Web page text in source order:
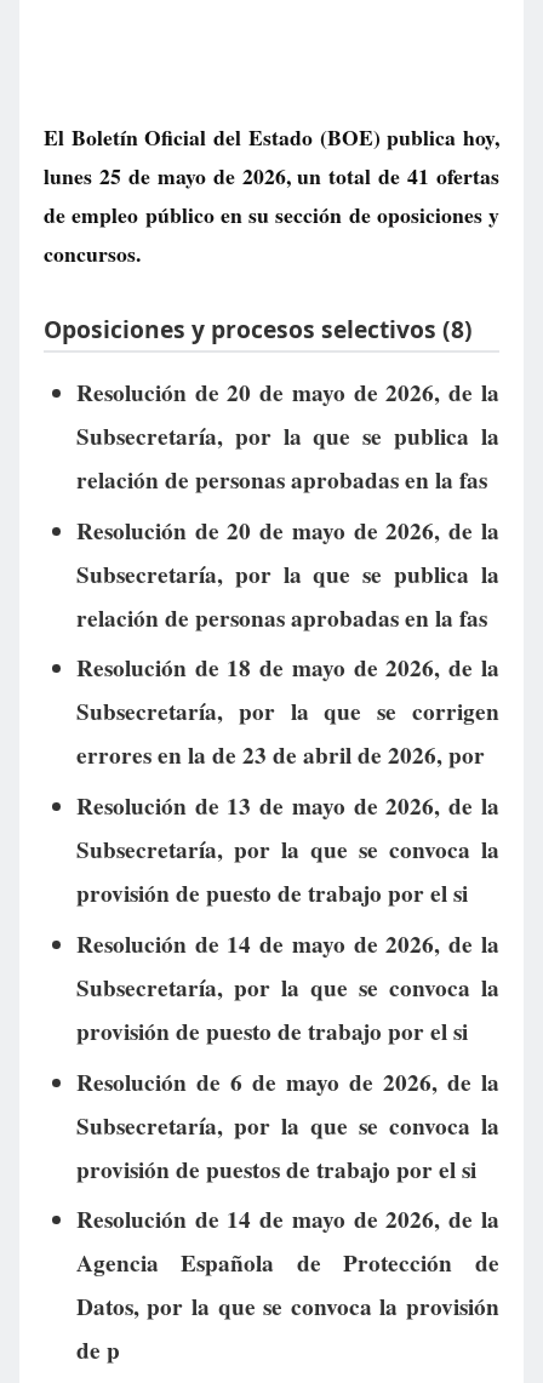
El Boletín Oficial del Estado (BOE) publica hoy,
lunes 25 de mayo de 2026, un total de41 ofertas
de empleo públicoen su sección de oposiciones y
concursos.
Oposiciones y procesos selectivos (8)
Resolución de 20 de mayo de 2026, de la
Subsecretaría, por la que se publica la
relación de personas aprobadas en la fas
Resolución de 20 de mayo de 2026, de la
Subsecretaría, por la que se publica la
relación de personas aprobadas en la fas
Resolución de 18 de mayo de 2026, de la
Subsecretaría, por la que se corrigen
errores en la de 23 de abril de 2026, por
Resolución de 13 de mayo de 2026, de la
Subsecretaría, por la que se convoca la
provisión de puesto de trabajo por el si
Resolución de 14 de mayo de 2026, de la
Subsecretaría, por la que se convoca la
provisión de puesto de trabajo por el si
Resolución de 6 de mayo de 2026, de la
Subsecretaría, por la que se convoca la
provisión de puestos de trabajo por el si
Resolución de 14 de mayo de 2026, de la
Agencia Española de Protección de
Datos, por la que se convoca la provisión
de p